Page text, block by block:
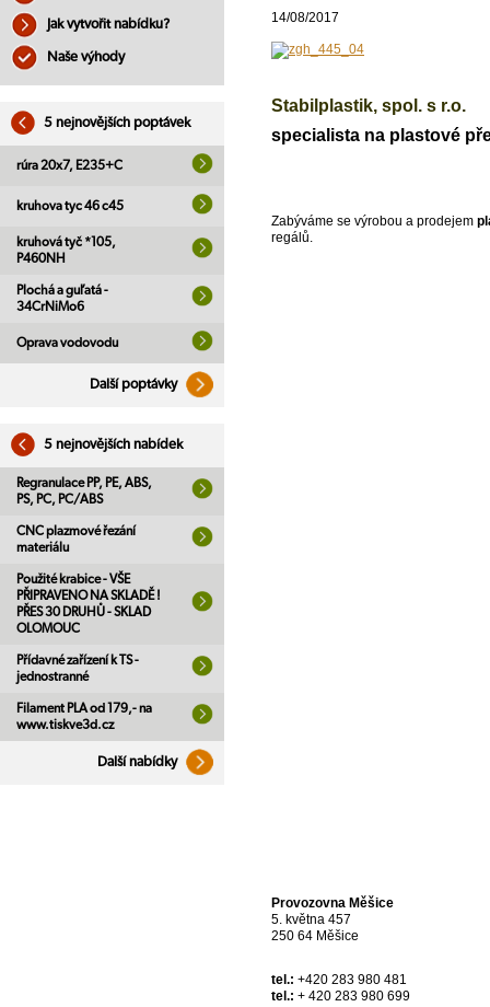
Jak vytvořit nabídku?
Naše výhody
5 nejnovějších poptávek
rúra 20x7, E235+C
kruhova tyc 46 c45
kruhová tyč *105,
P460NH
Plochá a guľatá -
34CrNiMo6
Oprava vodovodu
Další poptávky
5 nejnovějších nabídek
Regranulace PP, PE, ABS,
PS, PC, PC/ABS
CNC plazmové řezání
materiálu
Použité krabice - VŠE
PŘIPRAVENO NA SKLADĚ !
PŘES 30 DRUHŮ - SKLAD
OLOMOUC
Přídavné zařízení k TS -
jednostranné
Filament PLA od 179,- na
www.tiskve3d.cz
Další nabídky
14/08/2017
Stabilplastik, spol. s r.o.
specialista na plastové
Zabýváme se výrobou a prodejem
regálů.
Provozovna Měšice
5. května 457
250 64 Měšice
tel.: +420 283 980 481
tel.: + 420 283 980 699